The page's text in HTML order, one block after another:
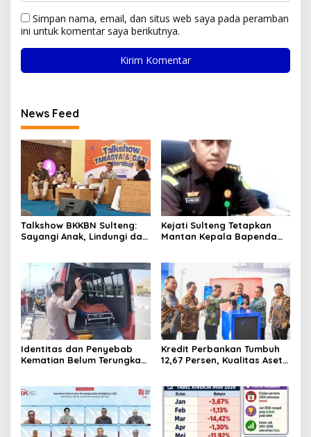
Simpan nama, email, dan situs web saya pada peramban
ini untuk komentar saya berikutnya.
News Feed
Talkshow BKKBN Sulteng:
Sayangi Anak, Lindungi dan
Bijak Bermedia Digital
Kejati Sulteng Tetapkan
Mantan Kepala Bapenda
Pertambangan
Identitas dan Penyebab
Kematian Belum Terungkap,
Pantai Lere Palu, Kondisi
Tubuh Sudah Terurai
Dicabik Buaya
Kredit Perbankan Tumbuh
12,67 Persen, Kualitas Aset